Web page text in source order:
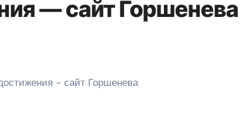
— сайт Горшенева